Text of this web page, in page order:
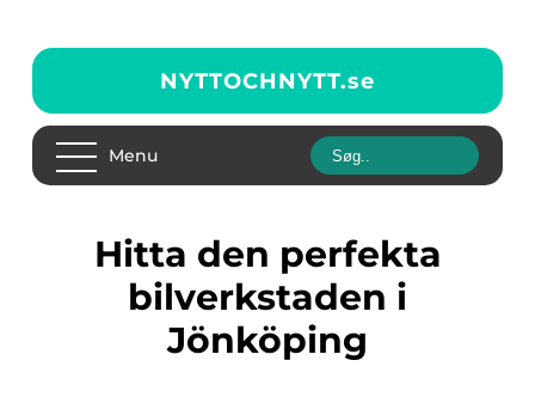
NYTTOCHNYTT.se
Menu
Hitta den perfekta
bilverkstaden i
Jönköping